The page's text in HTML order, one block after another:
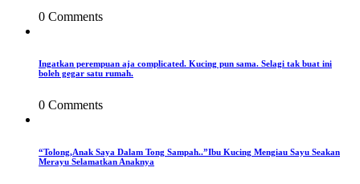
0 Comments
Ingatkan perempuan aja complicated. Kucing pun sama. Selagi tak buat ini
boleh gegar satu rumah.
0 Comments
“Tolong,Anak Saya Dalam Tong Sampah..”Ibu Kucing Mengiau Sayu Seakan
Merayu Selamatkan Anaknya